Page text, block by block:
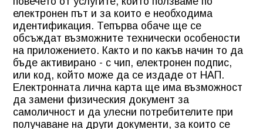
електронен път и за които е необходима
идентификация. Тепърва обаче ще се
обсъждат възможните технически особености
на приложението. Както и по какъв начин то да
бъде активирано - с чип, електронен подпис,
или код, който може да се издаде от НАП.
Електронната лична карта ще има възможност
да замени физическия документ за
самоличност и да улесни потребителите при
получаване на други документи, за които се